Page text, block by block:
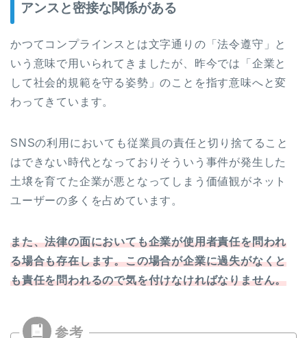
アンスと密接な関係がある
かつてコンプラインスとは文字通りの「法令遵守」と
いう意味で用いられてきましたが、昨今では「企業と
して社会的規範を守る姿勢」のことを指す意味へと変
わってきています。
SNSの利用においても従業員の責任と切り捨てること
はできない時代となっておりそういう事件が発生した
土壌を育てた企業が悪となってしまう価値観がネット
ユーザーの多くを占めています。
また、法律の面においても企業が使用者責任を問われ
る場合も存在します。この場合が企業に過失がなくと
も責任を問われるので気を付けなければなりません。